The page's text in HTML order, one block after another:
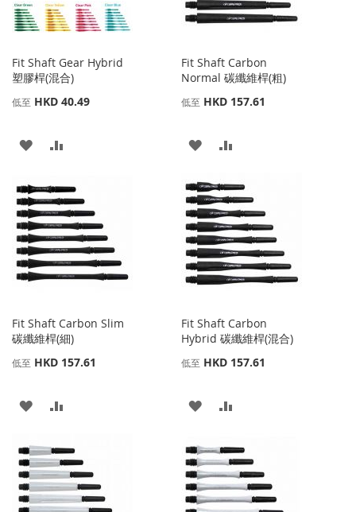
夾
夾
Fit Shaft Gear Hybrid
塑膠桿(混合)
低至 HKD 40.49
添
到
收
藏
夾
並
比
較
Fit Shaft Carbon
Normal 碳纖維桿(粗)
低至 HKD 157.61
添
到
收
藏
夾
並
比
較
Fit Shaft Carbon Slim
碳纖維桿(細)
低至 HKD 157.61
添
到
收
並
比
Fit Shaft Carbon
Hybrid 碳纖維桿(混合)
低至 HKD 157.61
添
到
收
並
比